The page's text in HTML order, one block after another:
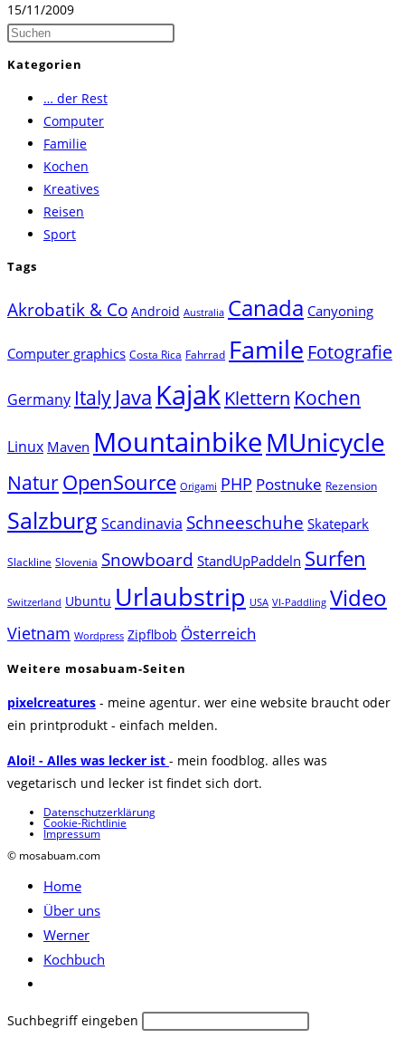
15/11/2009
Press
Kategorien
… der Rest
Computer
Familie
Kochen
Kreatives
Reisen
Sport
Tags
Akrobatik & Co Android Australia Canada Canyoning
Computer graphics Costa Rica Fahrrad Famile Fotografie
Germany Italy Java Kajak Klettern Kochen
Linux Maven MountainbikeMUnicycle
NaturOpenSource Origami PHP Postnuke Rezension
SalzburgScandinavia Schneeschuhe Skatepark
Slackline Slovenia Snowboard StandUpPaddeln Surfen
Switzerland Ubuntu Urlaubstrip USA VI-Paddling Video
Vietnam Wordpress Zipflbob Österreich
Weitere mosabuam-Seiten
pixelcreatures - meine agentur. wer eine website braucht oder
ein printprodukt - einfach melden.
Aloi! - Alles was lecker ist - mein foodblog. alles was
vegetarisch und lecker ist findet sich dort.
Datenschutzerklärung
Cookie-Richtlinie
Impressum
© mosabuam.com
Home
Über uns
Werner
Kochbuch
umschalten
Diese
Suchbegriff eingeben